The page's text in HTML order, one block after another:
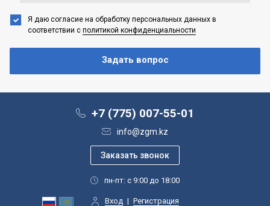
Я даю согласие на обработку персональных данных в
соответствии с политикой конфиденциальности
+7 (775) 007-55-01
info@zgm.kz
пн-пт: с 9:00 до 18:00
Вход | Регистрация